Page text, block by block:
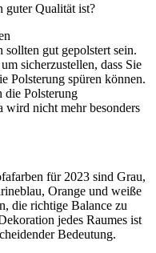
guter Qualität ist?
gut gepolstert sein.
sicherzustellen, dass Sie
Polsterung spüren können.
die Polsterung
wird nicht mehr besonders
für 2023 sind Grau,
Orange und weiße
die richtige Balance zu
jedes Raumes ist
Bedeutung.